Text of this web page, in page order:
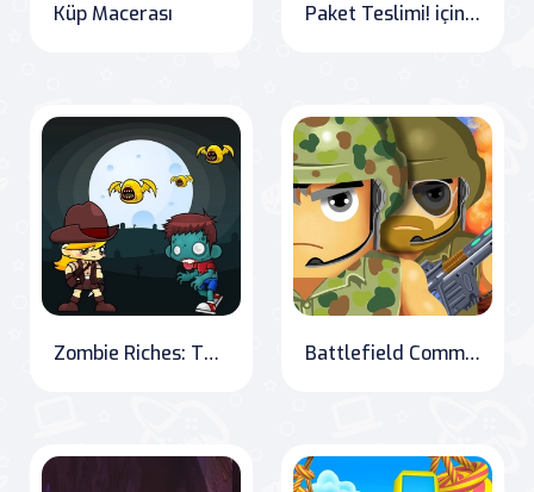
Küp Macerası Paket Teslimi! için OnlineGames.World: Koşu Becerilerini Geliştir
Zombie Riches: The Ultimate Adventure Battlefield Command: Conquer and Conquer Again